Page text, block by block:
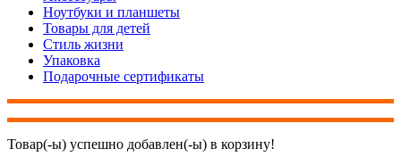
Ноутбуки и планшеты
Товары для детей
Стиль жизни
Упаковка
Подарочные сертификаты
Товар(-ы) успешно добавлен(-ы) в корзину!